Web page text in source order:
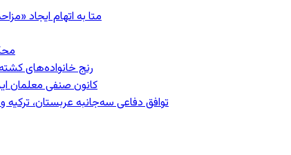
متا به اتهام ایجاد «مزاحمت
رنج خانواده‌های
کانون صنفی معلمان
توافق دفاعی سه‌جانبه عربستان،